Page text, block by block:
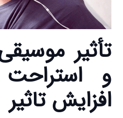
تأثیر
و
افزایش تاثیر